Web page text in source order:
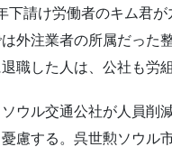
下請け労働者のキム君
は外注業者の所属だった
職した人は、公社も労
ウル交通公社が人員削
慮する。呉世勲ソウル